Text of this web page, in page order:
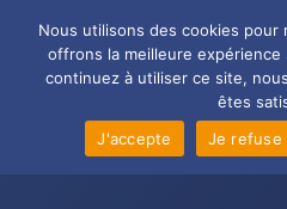
d’article
Nous utilisons des cookies pour
offrons la meilleure
continuez à utiliser ce site,
êtes
J'accepte
Je refuse